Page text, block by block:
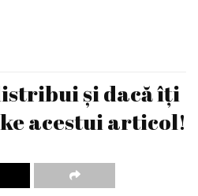
și dacă îți
acestui articol!